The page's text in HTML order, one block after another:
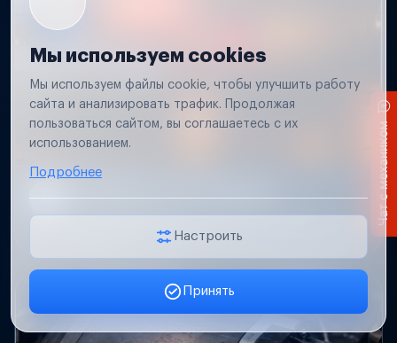
Проверим проводку и разъемы, восстановим
освещение прицепа.
Мы используем cookies
Мы используем файлы cookie, чтобы улучшить работу
сайта и анализировать трафик. Продолжая
пользоваться сайтом, вы соглашаетесь с их
использованием.
Подробнее
Настроить
Принять
Заявка онлайн
Чат с механиком